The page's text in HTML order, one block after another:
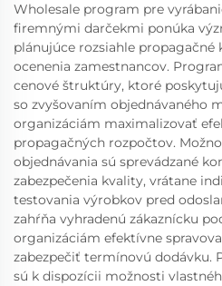
Wholesale program pre
firemnými darčekmi ponúka
plánujúce rozsiahle
ocenenia zamestnancov.
cenové štruktúry, ktoré
so zvyšovaním objednávaného
organizáciám maximalizovať
propagačných rozpočtov.
objednávania sú sprevádzané
zabezpečenia kvality, vrátane
testovania výrobkov pred
zahŕňa vyhradenú zákaznícku
organizáciám efektívne
zabezpečiť termínovú dodávku.
sú k dispozícii možnosti